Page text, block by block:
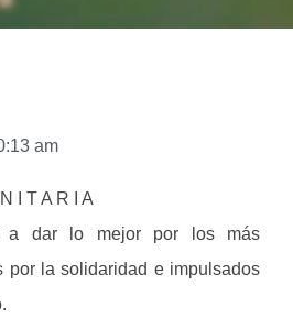
am
I T A R I A
a dar lo mejor por los más
por la solidaridad e impulsados